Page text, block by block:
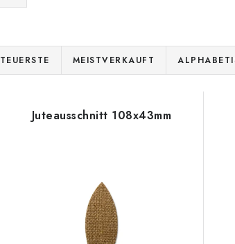
TEUERSTE MEISTVERKAUFT
Juteausschnitt 108x43mm